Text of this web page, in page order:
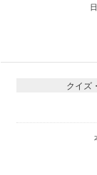
クイズ